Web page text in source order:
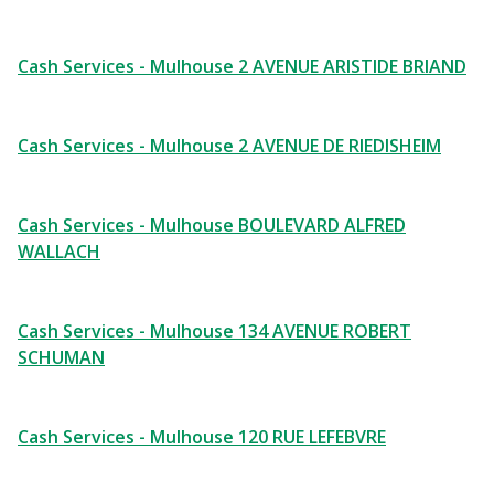
Cash Services - Mulhouse 2 AVENUE ARISTIDE BRIAND
Cash Services - Mulhouse 2 AVENUE DE RIEDISHEIM
Cash Services - Mulhouse BOULEVARD ALFRED
WALLACH
Cash Services - Mulhouse 134 AVENUE ROBERT
SCHUMAN
Cash Services - Mulhouse 120 RUE LEFEBVRE